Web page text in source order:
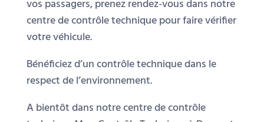
vos passagers, prenez rendez-vous dans notre
centre de contrôle technique pour faire vérifier
votre véhicule.
Bénéficiez d’un contrôle technique dans le
respect de l’environnement.
A bientôt dans notre centre de contrôle